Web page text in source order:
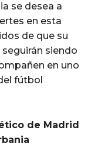
se desea a
en esta
de que su
siendo
en uno
fútbol
de Madrid